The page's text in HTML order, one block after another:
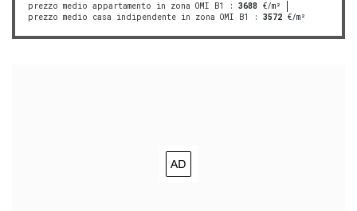
prezzo medio appartamento in zona OMI B1 : 3688 €/m²
prezzo medio casa indipendente in zona OMI B1
: 3572 €/m²